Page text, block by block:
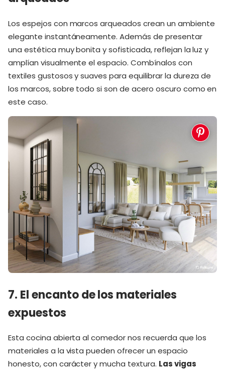
Los espejos con marcos arqueados crean un ambiente
elegante instantáneamente. Además de presentar
una estética muy bonita y sofisticada, reflejan la luz y
amplían visualmente el espacio. Combínalos con
textiles gustosos y suaves para equilibrar la dureza de
los marcos, sobre todo si son de acero oscuro como en
este caso.
7. El encanto de los materiales
expuestos
Esta cocina abierta al comedor nos recuerda que los
materiales a la vista pueden ofrecer un espacio
honesto, con carácter y mucha textura. Las vigas